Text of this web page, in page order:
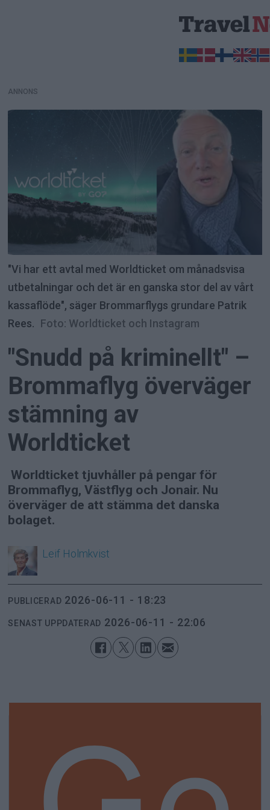
ANNONS
"Vi har ett avtal med Worldticket om månadsvisa
utbetalningar och det är en ganska stor del av vårt
kassaflöde", säger Brommarflygs grundare Patrik
Rees. Foto: Worldticket och Instagram
"Snudd på kriminellt" –
Brommaflyg överväger
stämning av
Worldticket
Worldticket tjuvhåller på pengar för
Brommaflyg, Västflyg och Jonair. Nu
överväger de att stämma det danska
bolaget.
Leif Holmkvist
PUBLICERAD 2026-06-11 - 18:23
SENAST UPPDATERAD 2026-06-11 - 22:06